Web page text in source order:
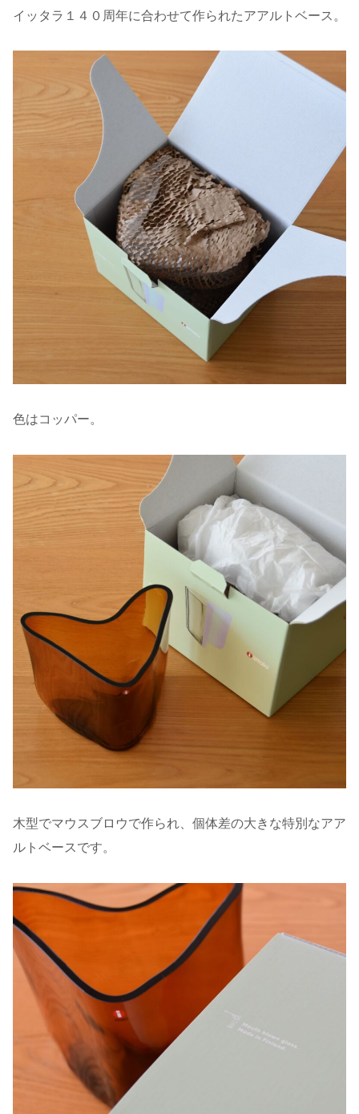
イッタラ１４０周年に合わせて作られたアアルトベース。
色はコッパー。
木型でマウスブロウで作られ、個体差の大きな特別なアア
ルトベースです。